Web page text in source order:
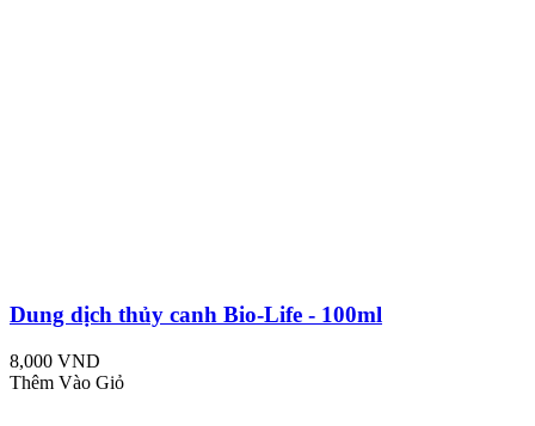
Dung dịch thủy canh Bio-Life - 100ml
8,000 VND
Thêm Vào Giỏ